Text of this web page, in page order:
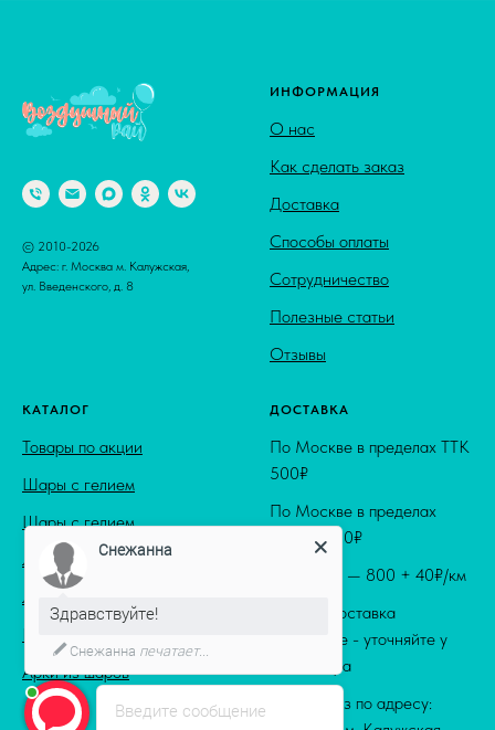
© 2010-2026
Адрес: г. Москва м. Калужская,
ул. Введенского, д. 8
ИНФОРМАЦИЯ
О нас
Как сделать заказ
Доставка
Способы оплаты
Сотрудничество
Полезные статьи
Отзывы
КАТАЛОГ
Товары по акции
Шары с гелием
Шары с гелием
Латексные шары
Латексные шары
Арки из шаров
ДОСТАВКА
По Москве в пределах ТТК
500₽
По Москве в пределах
МКАД 800₽
За МКАД — 800 + 40₽/км
Ночная доставка
по Москве - уточняйте у
менеджера
Самовывоз по адресу:
Введите сообщение
Снежанна
Здравствуйте!
Снежанна печатает...